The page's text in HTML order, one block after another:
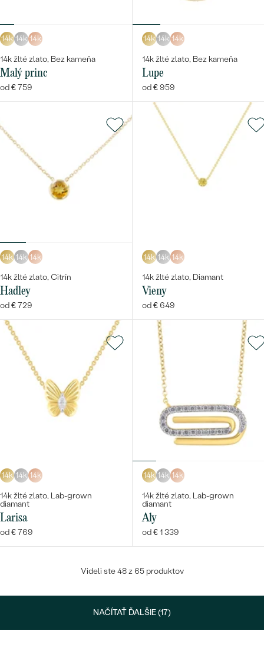
14k 14k 14k
14k žlté zlato, Bez kameňa
Malý princ
od € 759
14k 14k 14k
14k žlté zlato, Bez kameňa
Lupe
od € 959
14k 14k 14k
14k žlté zlato, Citrín
Hadley
od € 729
14k 14k 14k
14k žlté zlato, Diamant
Vieny
od € 649
14k 14k 14k
14k žlté zlato, Lab-grown
diamant
Larisa
od € 769
14k 14k 14k
14k žlté zlato, Lab-grown
diamant
Aly
od € 1 339
Videli ste 48 z 65 produktov
NAČÍTAŤ ĎALŠIE (17)